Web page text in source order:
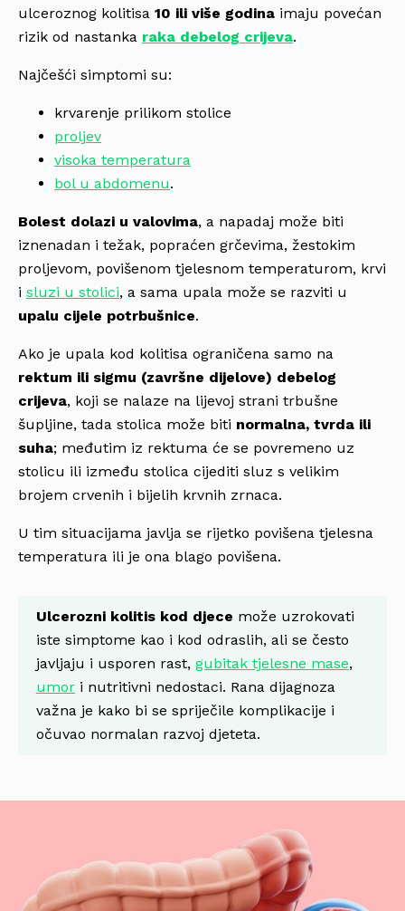
ulceroznog kolitisa 10 ili više godina imaju povećan
rizik od nastanka raka debelog crijeva.
Najčešći simptomi su:
krvarenje prilikom stolice
proljev
visoka temperatura
bol u abdomenu.
Bolest dolazi u valovima, a napadaj može biti
iznenadan i težak, popraćen grčevima, žestokim
proljevom, povišenom tjelesnom temperaturom, krvi
i sluzi u stolici, a sama upala može se razviti u
upalu cijele potrbušnice.
Ako je upala kod kolitisa ograničena samo na
rektum ili sigmu (završne dijelove) debelog
crijeva, koji se nalaze na lijevoj strani trbušne
šupljine, tada stolica može biti normalna, tvrda ili
suha; međutim iz rektuma će se povremeno uz
stolicu ili između stolica cijediti sluz s velikim
brojem crvenih i bijelih krvnih zrnaca.
U tim situacijama javlja se rijetko povišena tjelesna
temperatura ili je ona blago povišena.
Ulcerozni kolitis kod djece može uzrokovati
iste simptome kao i kod odraslih, ali se često
javljaju i usporen rast, gubitak tjelesne mase,
umor i nutritivni nedostaci. Rana dijagnoza
važna je kako bi se spriječile komplikacije i
očuvao normalan razvoj djeteta.